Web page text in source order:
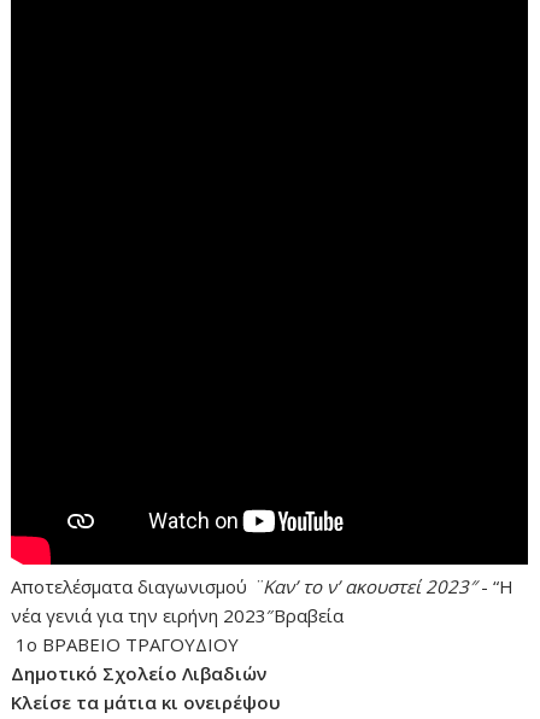
Αποτελέσματα διαγωνισμού ¨Καν’ το ν’ ακουστεί 2023″- “Η
νέα γενιά για την ειρήνη 2023″Βραβεία
1ο ΒΡΑΒΕΙΟ ΤΡΑΓΟΥΔΙΟΥ
Δημοτικό Σχολείο Λιβαδιών
Κλείσε τα μάτια κι ονειρέψου